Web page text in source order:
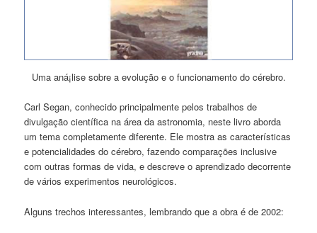
Uma aná¡lise sobre a evolução e o funcionamento do cérebro.
Carl Segan, conhecido principalmente pelos trabalhos de
divulgação científica na área da astronomia, neste livro aborda
um tema completamente diferente. Ele mostra as características
e potencialidades do cérebro, fazendo comparações inclusive
com outras formas de vida, e descreve o aprendizado decorrente
de vários experimentos neurológicos.
Alguns trechos interessantes, lembrando que a obra é de 2002: